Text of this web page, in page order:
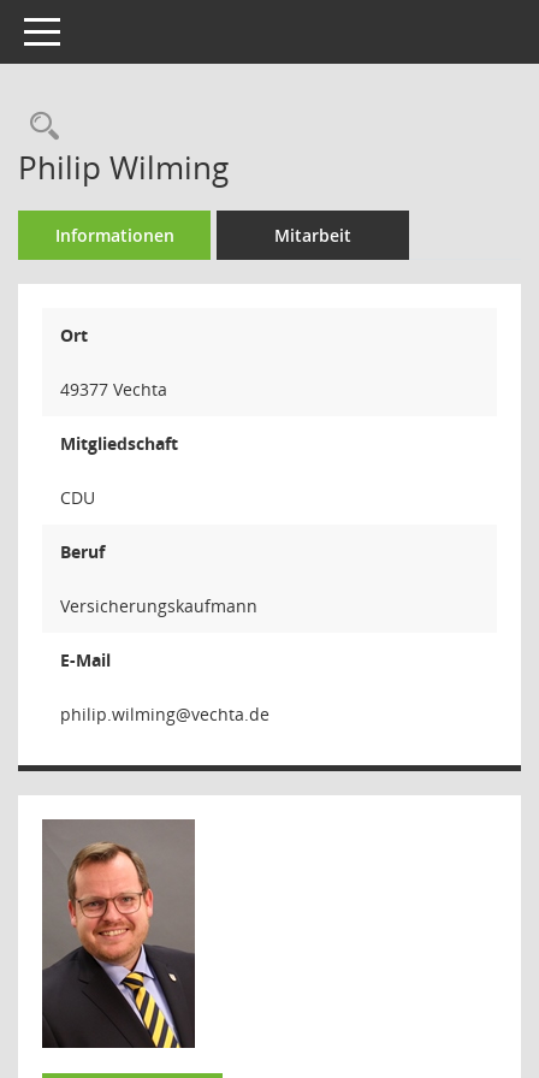
Toggle navigation
Rechercheauswahl
Philip Wilming
Informationen Mitarbeit
Ort
49377 Vechta
Mitgliedschaft
CDU
Beruf
Versicherungskaufmann
E-Mail
gnimliw